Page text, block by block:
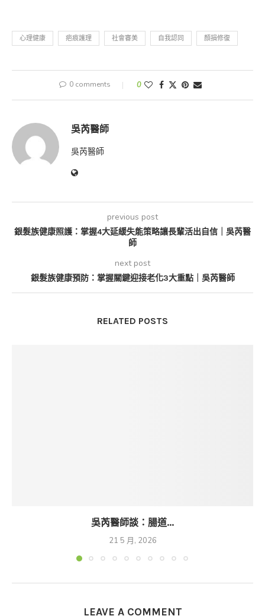
心理健康 疤痕護理 社會審美 自我認同 顏損修復
0 comments 0
吳芮醫師
吳芮醫師
previous post
銀髮族健康照護：掌握4大延緩失能策略讓長輩活出自信｜吳芮醫
師
next post
銀髮族健康預防：掌握關鍵迎接老化3大重點｜吳芮醫師
RELATED POSTS
吳芮醫師談：腸道...
21 5 月, 2026
LEAVE A COMMENT